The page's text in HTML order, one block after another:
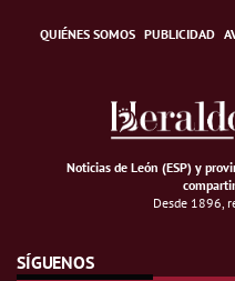
QUIÉNES SOMOS PUBLICIDAD
Noticias de León (ESP) y
Desde 1896,
SÍGUENOS